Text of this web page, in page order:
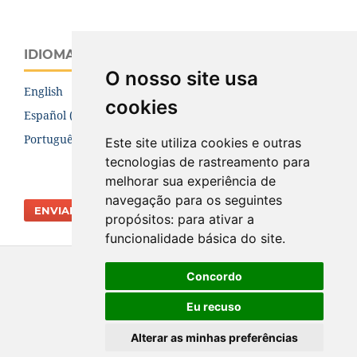
O nosso site usa
cookies
Este site utiliza cookies e outras
tecnologias de rastreamento para
melhorar sua experiência de
navegação para os seguintes
propósitos: para ativar a
funcionalidade básica do site.
Concordo
Eu recuso
Alterar as minhas preferências
IDIOMA
English
Español (España)
Português (Brasil)
ENVIAR SUBMISSÃO